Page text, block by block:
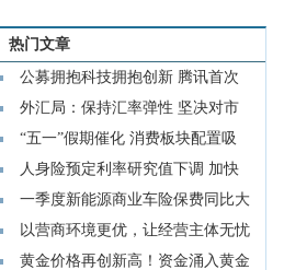
热门文章
公募拥抱科技拥抱创新 腾讯首次
成头号重
外汇局：保持汇率弹性 坚决对市
场顺周期
“五一”假期催化 消费板块配置吸
引力提
人身险预定利率研究值下调 加快
浮动收益
一季度新能源商业车险保费同比大
增44%
以营商环境更优，让经营主体无忧
——首
黄金价格再创新高！资金涌入黄金